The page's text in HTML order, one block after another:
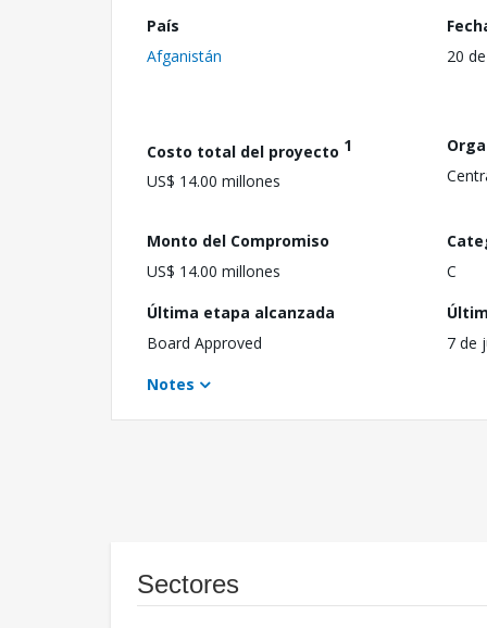
País
Afganistán
20
Costo total del proyecto 1
US$ 14.00 millones
Monto del Compromiso
US$ 14.00 millones
C
Última etapa alcanzada
Board Approved
7 de
Notes
Sectores